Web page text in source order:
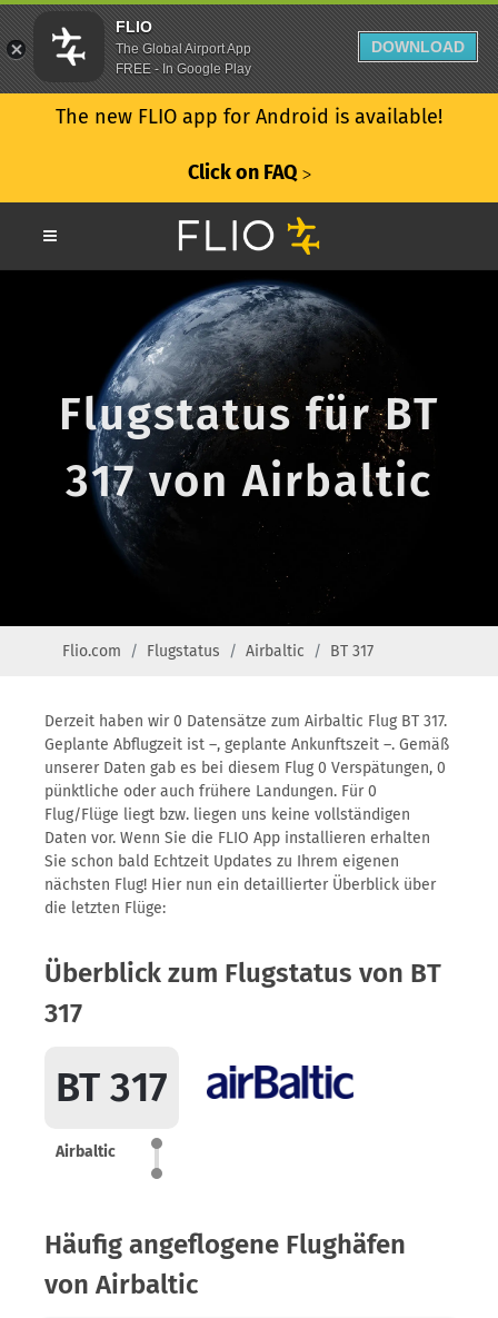
The new FLIO app for Android is available!
Click on FAQ ᐳ
Flugstatus für BT
317 von Airbaltic
Flio.com Flugstatus Airbaltic BT 317
Derzeit haben wir 0 Datensätze zum Airbaltic Flug BT 317.
Geplante Abflugzeit ist –, geplante Ankunftszeit –. Gemäß
unserer Daten gab es bei diesem Flug 0 Verspätungen, 0
pünktliche oder auch frühere Landungen. Für 0
Flug/Flüge liegt bzw. liegen uns keine vollständigen
Daten vor. Wenn Sie die FLIO App installieren erhalten
Sie schon bald Echtzeit Updates zu Ihrem eigenen
nächsten Flug! Hier nun ein detaillierter Überblick über
die letzten Flüge:
Überblick zum Flugstatus von BT
317
BT 317
Airbaltic
Häufig angeflogene Flughäfen
von Airbaltic
FLIO
The Global Airport App
FREE - In Google Play
DOWNLOAD